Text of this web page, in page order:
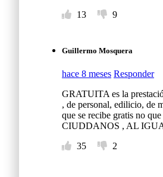
13 9
Guillermo Mosquera
hace 8 meses Responder
GRATUITA es la
, de personal, edilicio, de
que se recibe gratis no
CIUDDANOS , AL
35
2